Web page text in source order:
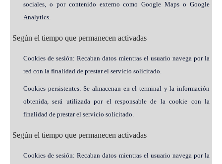
sociales, o por contenido externo como Google Maps o Google
Analytics.
Según el tiempo que permanecen activadas
Cookies de sesión: Recaban datos mientras el usuario navega por la
red con la finalidad de prestar el servicio solicitado.
Cookies persistentes: Se almacenan en el terminal y la información
obtenida, será utilizada por el responsable de la cookie con la
finalidad de prestar el servicio solicitado.
Según el tiempo que permanecen activadas
Cookies de sesión: Recaban datos mientras el usuario navega por la